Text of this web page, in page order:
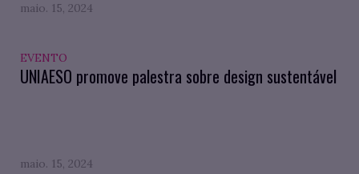
maio. 15, 2024
EVENTO
UNIAESO promove palestra sobre design sustentável
maio. 15, 2024